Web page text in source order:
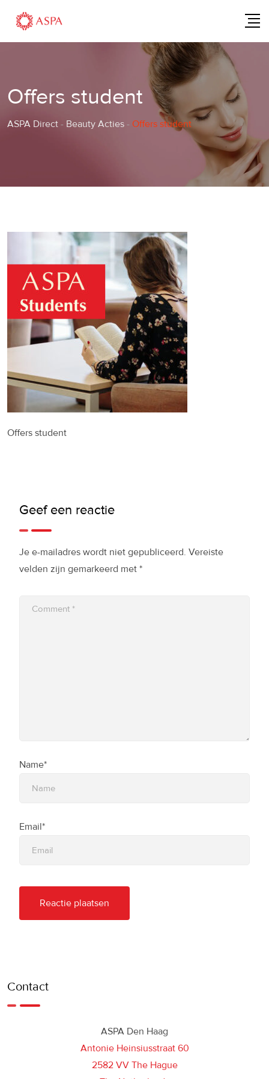
content
Offers student
ASPA Direct - Beauty Acties - Offers student
Offers student
Geef een reactie
Je e-mailadres wordt niet gepubliceerd. Vereiste
velden zijn gemarkeerd met *
Name*
Email*
Contact
ASPA Den Haag
Antonie Heinsiusstraat 60
2582 VV The Hague